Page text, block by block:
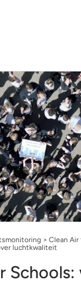
> Clean Air
luchtkwaliteit
Schools: